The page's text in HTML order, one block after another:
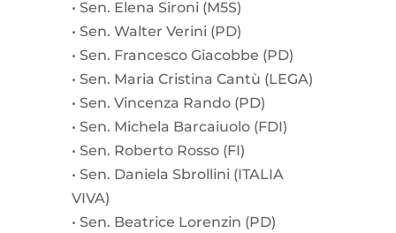
•⁠ ⁠Sen. Elena Sironi (M5S)
•⁠ ⁠Sen. Walter Verini (PD)
•⁠ ⁠Sen. Francesco Giacobbe (PD)
•⁠ ⁠Sen. Maria Cristina Cantù (LEGA)
•⁠ ⁠Sen. Vincenza Rando (PD)
•⁠ ⁠Sen. Michela Barcaiuolo (FDI)
•⁠ ⁠Sen. Roberto Rosso (FI)
•⁠ ⁠Sen. Daniela Sbrollini (ITALIA
VIVA)
•⁠ ⁠Sen. Beatrice Lorenzin (PD)